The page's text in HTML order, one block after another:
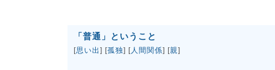
「普通」ということ
[思い出] [孤独] [人間関係] [親]